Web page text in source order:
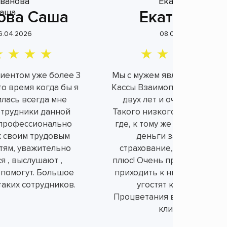
Саша
уже более 3
время когда бы я
всегда мне
данной
своим трудовым
уважительно
, выслушают ,
Большое
сотрудников.
Екатерина
08.04.2026
Мы с мужем являемся
Кассы Взаимопомощи уже
двух лет и очень
Такого низкого процента
где, к тому же не берут
деньги за не нужное
страхование, а это
плюс! Очень приятно и
приходить к ним в офис,
угостят конфетками.
Процветания вам и
клиентов!